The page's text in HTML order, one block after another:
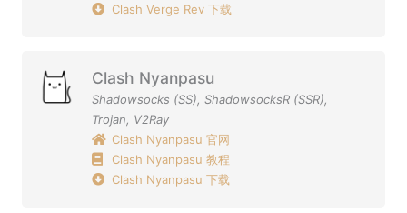
Clash Verge Rev 下载
Clash Nyanpasu
Shadowsocks (SS), ShadowsocksR (SSR),
Trojan, V2Ray
Clash Nyanpasu 官网
Clash Nyanpasu 教程
Clash Nyanpasu 下载